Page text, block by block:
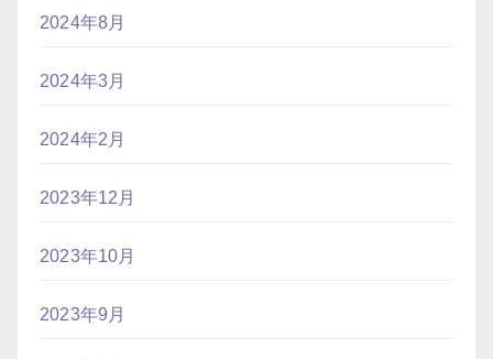
2024年8月
2024年3月
2024年2月
2023年12月
2023年10月
2023年9月